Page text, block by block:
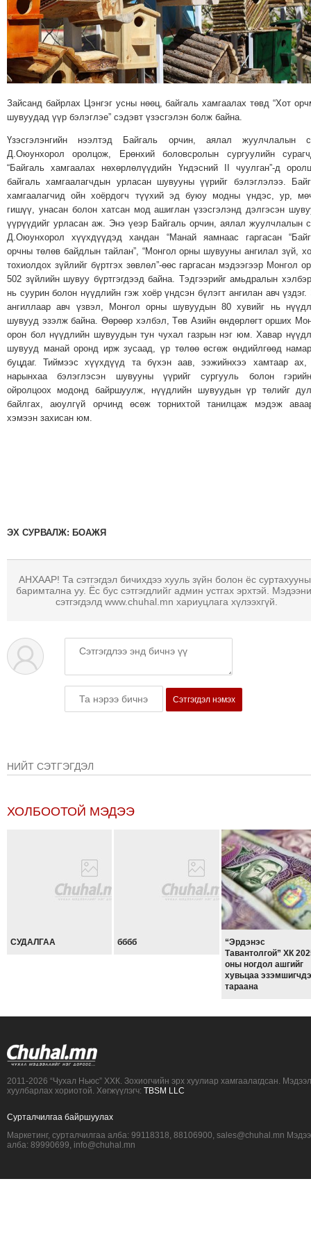
МЭДЭХҮЙ
ТЕХНОЛОГИ
ЭРДЭНЭТ
ҮЙЛДВЭРИЙН
ТОЙРОНД
ХАВРЫН
ЧУУЛГАНЫ
ЭРГЭН
"ОУВС"-
ИЙН
ЭРГЭН
"ЖИ
ТАЙМ"ЫН
ЭРГЭН
ТОЙРОНД
ГРАНАТ
ДЭЛБЭРСЭН
ОСЛЫН
ЭРГЭН
ТОЙРОНД
ТӨВСИЙН
ЭРГЭН
ДҮГЭЭР
ЗӨРЧЛИЙН
ХУУЛИЙН
Зайсанд байрлах Цэнгэг усны нөөц, байгаль хамгаалах төвд “Хот
шувуудад үүр бэлэглэе” сэдэвт үзэсгэлэн болж байна.
Үзэсгэлэнгийн нээлтэд Байгаль орчин, аялал жуулчлалын
Д.Оюунхорол оролцож, Ерөнхий боловсролын сургуулийн
“Байгаль хамгаалах нөхөрлөлүүдийн Үндэсний II чуулган”-д
байгаль хамгаалагчдын урласан шувууны үүрийг бэлэглэлээ.
хамгаалагчид ойн хоёрдогч түүхий эд буюу модны үндэс, ур,
гишүү, унасан болон хатсан мод ашиглан үзэсгэлэнд дэлгэсэн
үүрүүдийг урласан аж. Энэ үеэр Байгаль орчин, аялал жуулчлалын
Д.Оюунхорол хүүхдүүдэд хандан “Манай яамнаас гаргасан
орчны төлөв байдлын тайлан”, “Монгол орны шувууны ангилал зүй,
тохиолдох зүйлийг бүртгэх зөвлөл”-өөс гаргасан мэдээгээр Монгол
502 зүйлийн шувуу бүртгэгдээд байна. Тэдгээрийг амьдралын
нь суурин болон нүүдлийн гэж хоёр үндсэн бүлэгт ангилан авч үздэг.
ангиллаар авч үзвэл, Монгол орны шувуудын 80 хувийг нь
шувууд эзэлж байна. Өөрөөр хэлбэл, Төв Азийн өндөрлөгт орших
орон бол нүүдлийн шувуудын тун чухал газрын нэг юм. Хавар
шувууд манай оронд ирж зусаад, үр төлөө өсгөж өндийлгөөд
буцдаг. Тиймээс хүүхдүүд та бүхэн аав, ээжийнхээ хамтаар ах,
нарынхаа бэлэглэсэн шувууны үүрийг сургууль болон
ойролцоох модонд байршуулж, нүүдлийн шувуудын үр төлийг
байлгах, аюулгүй орчинд өсөж торнихтой танилцаж мэдэж
хэмээн захисан юм.
ЭХ СУРВАЛЖ: БОАЖЯ
АНХААР! Та сэтгэгдэл бичихдээ хууль зүйн болон ёс
баримтална уу. Ёс бус сэтгэгдлийг админ устгах эрхтэй.
сэтгэгдэлд www.chuhal.mn хариуцлага хүлээхгүй.
Сэтгэгдэл нэмэх
НИЙТ СЭТГЭГДЭЛ
ХОЛБООТОЙ МЭДЭЭ
СУДАЛГАА бббб
“Эрдэнэс
Тавантолгой” ХК
оны ногдол ашгийг
хувьцаа
тараана
2011-2026 “Чухал Ньюс” ХХК. Зохиогчийн эрх хуулиар хамгаалагдсан.
хуулбарлах хориотой. Хөгжүүлэгч: TBSM LLC
Сурталчилгаа байршуулах
Маркетинг, сурталчилгаа алба: 99118318, 88106900, sales@chuhal.mn
алба: 89990699, info@chuhal.mn